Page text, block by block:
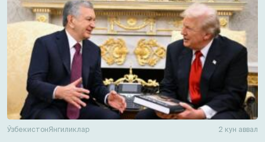
ЎзбекистонЯнгиликлар 2 кун аввал